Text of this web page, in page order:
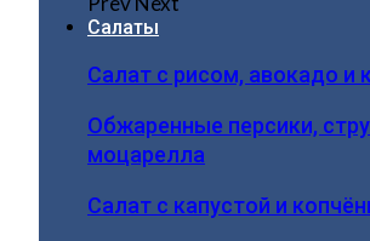
Салаты
Салат с рисом, авокадо и
Обжаренные персики,
моцарелла
Салат с капустой и